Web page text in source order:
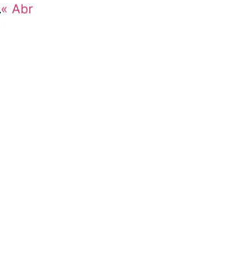
« Abr